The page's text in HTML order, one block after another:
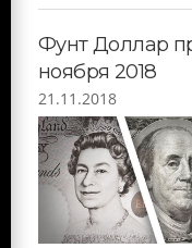
Фунт Доллар
ноября 2018
21.11.2018